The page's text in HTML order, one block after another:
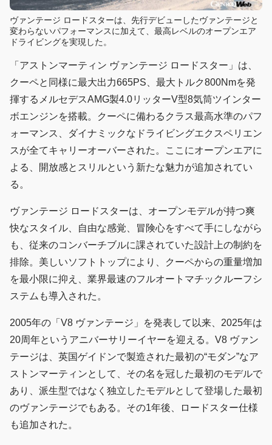
ヴァンテージ ロードスターは、先行デビューしたヴァンテージと
変わらないパフォーマンスに加えて、最高レベルのオープンエア
ドライビングを実現した。
「アストンマーティン ヴァンテージ ロードスター」は、
クーペと同様に最大出力665PS、最大トルク800Nmを発
揮するメルセデスAMG製4.0リッターV型8気筒ツインター
ボエンジンを搭載。クーペに備わるクラス最高水準のパフ
ォーマンス、ダイナミックなドライビングエクスペリエン
スが全てキャリーオーバーされた。ここにオープンエアに
よる、開放感とスリルという新たな魅力が追加されてい
る。
ヴァンテージ ロードスターは、オープンモデルが持つ爽
快なスタイル、自由な感覚、冒険心をすべて手にしながら
も、従来のコンバーチブルに課されていた設計上の制約を
排除。美しいソフトトップにより、クーペからの重量増加
を最小限に抑え、業界最速のフルオートマチックルーフシ
ステムも導入された。
2005年の「V8 ヴァンテージ」を発表して以来、2025年は
20周年というアニバーサリーイヤーを迎える。V8 ヴァン
テージは、英国ゲイドンで製造された最初の“モダン”なア
ストンマーティンとして、その名を冠した最初のモデルで
あり、派生型ではなく独立したモデルとして登場した最初
のヴァンテージでもある。その1年後、ロードスター仕様
も追加された。